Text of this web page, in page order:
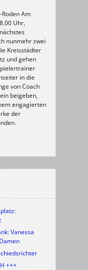
Am
Uhr,
nunmehr zwei
Kreisstädter
und gehen
in die
von Coach
beigeben,
engagierten
der
Vanessa
+++